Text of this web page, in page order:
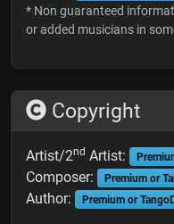
* Non guaranteed
or added musicians in
Copyright
Artist/2nd Artist:
Composer: Premium or
Author: Premium or